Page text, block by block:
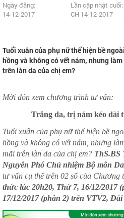
Ngày đăng:
14-12-2017
Lần cập nhật
CH 14-12-2017
Tuổi xuân của phụ nữ thể hiện bề
hồng và không có vết nám, nhưng
trên làn da của chị em?
Mời đón xem chương trình tư vấn:
Trắng da, trị nám kéo dài
Tuổi xuân của phụ nữ thể hiện bề
hồng và không có vết nám, nhưng
mãi trên làn da của chị em? ThS.BS
Nguyên Phó Chủ nhiệm Bộ môn
tư vấn cụ thể trên 02 số của Chương
thức lúc 20h20, Thứ 7, 16/12/2017
17/12/2017 (phần 2) trên VTV2,